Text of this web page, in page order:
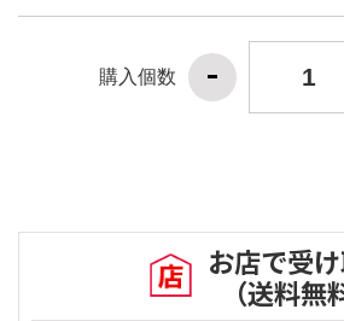
購入個数
お店で受
（送料無